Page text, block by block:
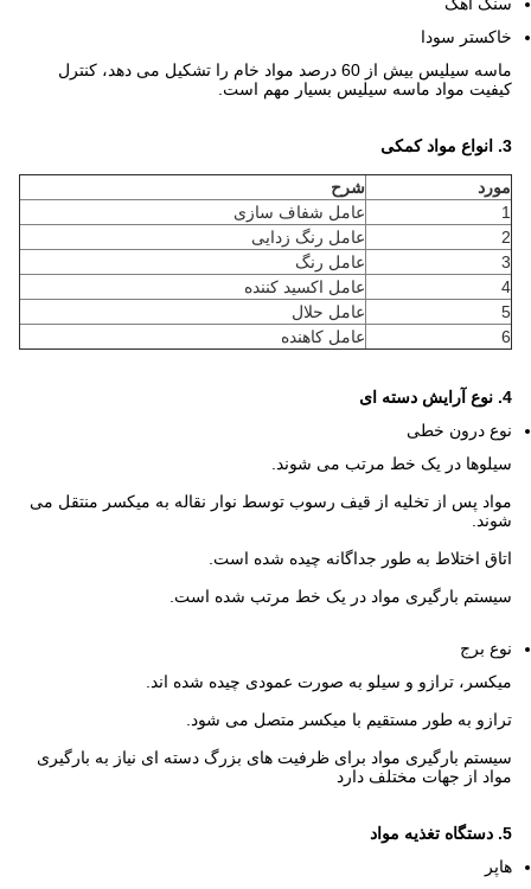
خاکستر سودا
ماسه سیلیس بیش از 60 درصد مواد خام را تشکیل می دهد، کنترل
کیفیت مواد ماسه سیلیس بسیار مهم است.
3. انواع مواد کمکی
مورد
شرح
عامل شفاف سازی
عامل رنگ زدایی
عامل رنگ
4
عامل اکسید کننده
5
عامل حلال
عامل کاهنده
4. نوع آرایش دسته ای
نوع درون خطی
سیلوها در یک خط مرتب می شوند.
مواد پس از تخلیه از قیف رسوب توسط نوار نقاله به میکسر منتقل می
شوند.
اتاق اختلاط به طور جداگانه چیده شده است.
سیستم بارگیری مواد در یک خط مرتب شده است.
نوع برج
میکسر، ترازو و سیلو به صورت عمودی چیده شده اند.
ترازو به طور مستقیم با میکسر متصل می شود.
سیستم بارگیری مواد برای ظرفیت های بزرگ دسته ای نیاز به بارگیری
مواد از جهات مختلف دارد
5. دستگاه تغذیه مواد
هاپر